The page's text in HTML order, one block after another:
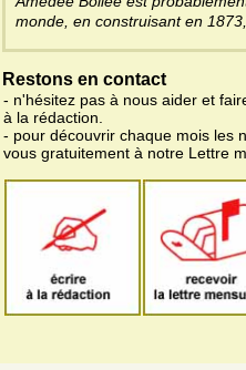
monde, en construisant en
Restons en contact
- n'hésitez pas à nous aider et
à la rédaction.
- pour découvrir chaque mois les
vous gratuitement à notre Lettre